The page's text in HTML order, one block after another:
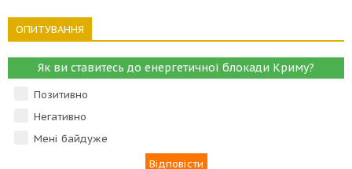
ОПИТУВАННЯ
Як ви ставитесь до енергетичної блокади Криму?
Позитивно
Негативно
Мені байдуже